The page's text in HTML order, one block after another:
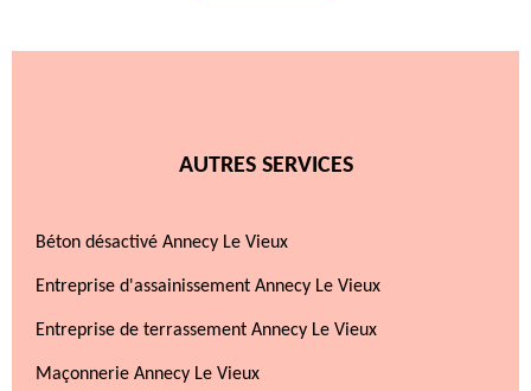
AUTRES SERVICES
Béton désactivé Annecy Le Vieux
Entreprise d'assainissement Annecy Le Vieux
Entreprise de terrassement Annecy Le Vieux
Maçonnerie Annecy Le Vieux